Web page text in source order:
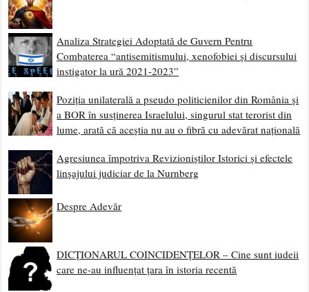
Analiza Strategiei Adoptată de Guvern Pentru
Combaterea “antisemitismului, xenofobiei și discursului
instigator la ură 2021-2023”
Poziția unilaterală a pseudo politicienilor din România și
a BOR în susținerea Israelului, singurul stat terorist din
lume, arată că aceștia nu au o fibră cu adevărat națională
Agresiunea împotriva Revizioniștilor Istorici și efectele
linșajului judiciar de la Nurnberg
Despre Adevăr
DICȚIONARUL COINCIDENȚELOR – Cine sunt iudeii
care ne-au influențat țara în istoria recentă